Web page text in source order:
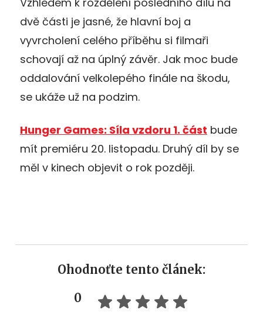
dvě části je jasné, že hlavní boj a
vyvrcholení celého příběhu si filmaři
schovají až na úplný závěr. Jak moc bude
oddalování velkolepého finále na škodu,
se ukáže už na podzim.
Hunger Games: Síla vzdoru 1. část bude
mít premiéru 20. listopadu. Druhý díl by se
měl v kinech objevit o rok později.
Ohodnoťte tento článek:
0